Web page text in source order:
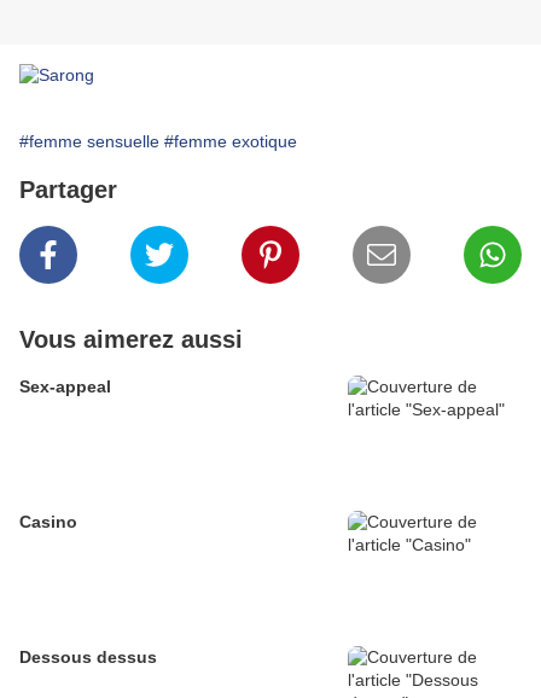
#femme sensuelle #femme exotique
Partager
Vous aimerez aussi
Sex-appeal
Casino
Dessous dessus